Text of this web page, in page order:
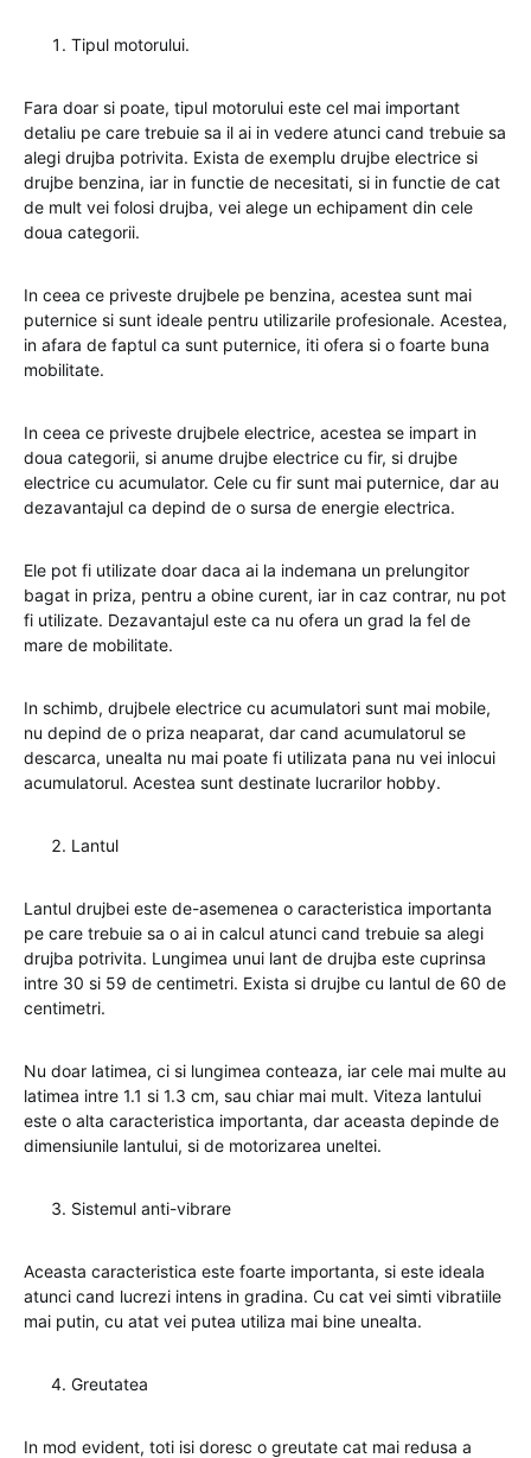
Tipul motorului.
Fara doar si poate, tipul motorului este cel mai important
detaliu pe care trebuie sa il ai in vedere atunci cand trebuie sa
alegi drujba potrivita. Exista de exemplu drujbe electrice si
drujbe benzina, iar in functie de necesitati, si in functie de cat
de mult vei folosi drujba, vei alege un echipament din cele
doua categorii.
In ceea ce priveste drujbele pe benzina, acestea sunt mai
puternice si sunt ideale pentru utilizarile profesionale. Acestea,
in afara de faptul ca sunt puternice, iti ofera si o foarte buna
mobilitate.
In ceea ce priveste drujbele electrice, acestea se impart in
doua categorii, si anume drujbe electrice cu fir, si drujbe
electrice cu acumulator. Cele cu fir sunt mai puternice, dar au
dezavantajul ca depind de o sursa de energie electrica.
Ele pot fi utilizate doar daca ai la indemana un prelungitor
bagat in priza, pentru a obine curent, iar in caz contrar, nu pot
fi utilizate. Dezavantajul este ca nu ofera un grad la fel de
mare de mobilitate.
In schimb, drujbele electrice cu acumulatori sunt mai mobile,
nu depind de o priza neaparat, dar cand acumulatorul se
descarca, unealta nu mai poate fi utilizata pana nu vei inlocui
acumulatorul. Acestea sunt destinate lucrarilor hobby.
Lantul
Lantul drujbei este de-asemenea o caracteristica importanta
pe care trebuie sa o ai in calcul atunci cand trebuie sa alegi
drujba potrivita. Lungimea unui lant de drujba este cuprinsa
intre 30 si 59 de centimetri. Exista si drujbe cu lantul de 60 de
centimetri.
Nu doar latimea, ci si lungimea conteaza, iar cele mai multe au
latimea intre 1.1 si 1.3 cm, sau chiar mai mult. Viteza lantului
este o alta caracteristica importanta, dar aceasta depinde de
dimensiunile lantului, si de motorizarea uneltei.
Sistemul anti-vibrare
Aceasta caracteristica este foarte importanta, si este ideala
atunci cand lucrezi intens in gradina. Cu cat vei simti vibratiile
mai putin, cu atat vei putea utiliza mai bine unealta.
Greutatea
In mod evident, toti isi doresc o greutate cat mai redusa a